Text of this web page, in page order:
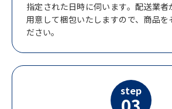
指定された日時に伺います。配送業者
用意して梱包いたしますので、商品を
ださい。
step